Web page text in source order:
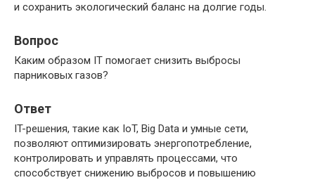
и сохранить экологический баланс на долгие годы.
Вопрос
Каким образом IT помогает снизить выбросы
парниковых газов?
Ответ
IT-решения, такие как IoT, Big Data и умные сети,
позволяют оптимизировать энергопотребление,
контролировать и управлять процессами, что
способствует снижению выбросов и повышению